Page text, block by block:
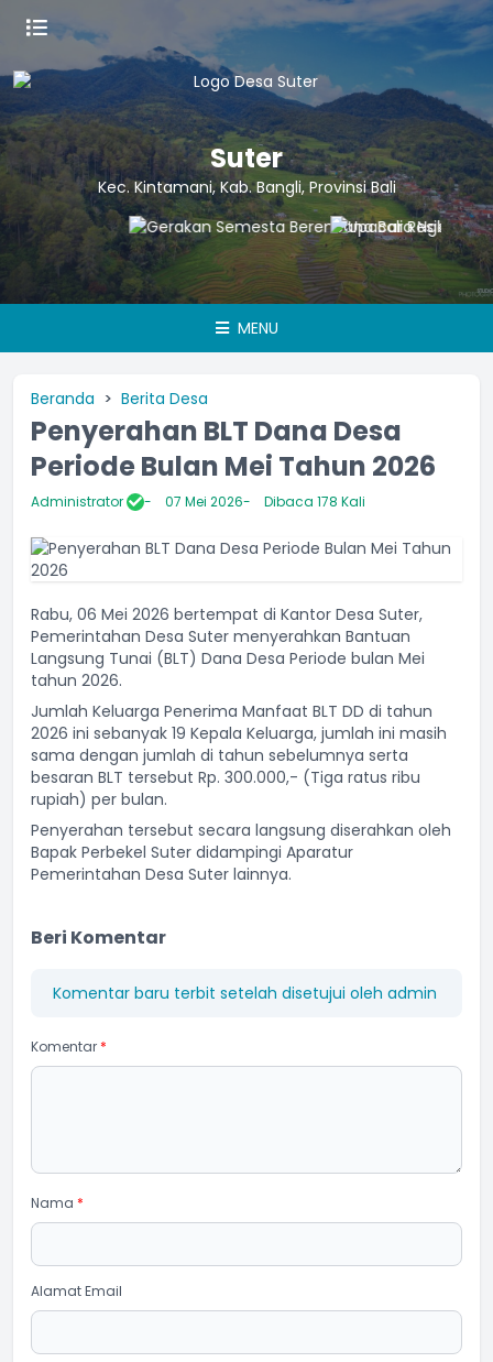
Suter
Kec. Kintamani, Kab. Bangli, Provinsi Bali
MENU
Beranda Berita Desa
Penyerahan BLT Dana Desa
Periode Bulan Mei Tahun 2026
Administrator 07 Mei 2026 Dibaca 178 Kali
Rabu, 06 Mei 2026 bertempat di Kantor Desa Suter,
Pemerintahan Desa Suter menyerahkan Bantuan
Langsung Tunai (BLT) Dana Desa Periode bulan Mei
tahun 2026.
Jumlah Keluarga Penerima Manfaat BLT DD di tahun
2026 ini sebanyak 19 Kepala Keluarga, jumlah ini masih
sama dengan jumlah di tahun sebelumnya serta
besaran BLT tersebut Rp. 300.000,- (Tiga ratus ribu
rupiah) per bulan.
Penyerahan tersebut secara langsung diserahkan oleh
Bapak Perbekel Suter didampingi Aparatur
Pemerintahan Desa Suter lainnya.
Beri Komentar
Komentar baru terbit setelah disetujui oleh admin
Komentar *
Nama *
Alamat Email